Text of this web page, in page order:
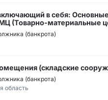
в себя: Основные
(Товарно-материальные
тип: -(банкрота)
(складские
(банкрота)
область